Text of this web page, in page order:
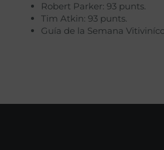
Robert Parker: 93 punts.
Tim Atkin: 93 punts.
Guía de la Semana